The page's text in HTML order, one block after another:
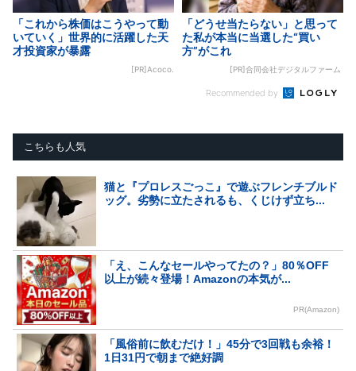
「これから株価はこうやって動
いていく」世界的に活躍した天
才投資家が暴露
[PR]Acoco.
「どうせ当たらない」と思って
た私が本当に当選した“買い
方”がこれ
[PR]合同会社デジタルファーム
Recommended by
こちらも人気
猫と『プロレスごっこ』で遊ぶフレンチブルド
ッグ。劣勢に立たされるも、くじけず立ち...
「え、こんなセールやってたの？」80％OFF
以上が続々登場！Amazonの本気が...
PR(Amazon)
「風俗前に飲むだけ！」45分で3回戦も余裕！
1日31円で朝まで絶好調